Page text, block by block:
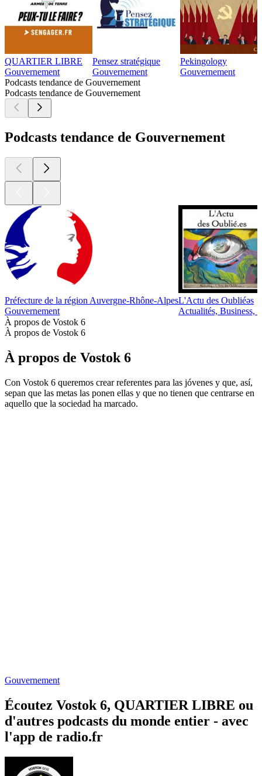
QUARTIER LIBRE
Gouvernement
Pensez stratégique
Gouvernement
Pekingology
Gouvernement
Podcasts tendance de Gouvernement
Podcasts tendance de Gouvernement
Podcasts tendance de Gouvernement
Préfecture de la région Auvergne-Rhône-Alpes
Gouvernement
L'Actu des Oubliéǝs
Actualités, Business,
À propos de Vostok 6
À propos de Vostok 6
À propos de Vostok 6
Con Vostok 6 queremos crear referentes para las jóvenes y que, así,
sepan que las metas las ponen ellas y que no tienen que centrarse en
aquello que la sociedad ha marcado.
Gouvernement
Écoutez Vostok 6, QUARTIER LIBRE ou
d'autres podcasts du monde entier - avec
l'app de radio.fr